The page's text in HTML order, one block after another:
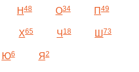
Н 48 О34 П 49
Х65 Ч 18 Ш 73
Ю6 Я2